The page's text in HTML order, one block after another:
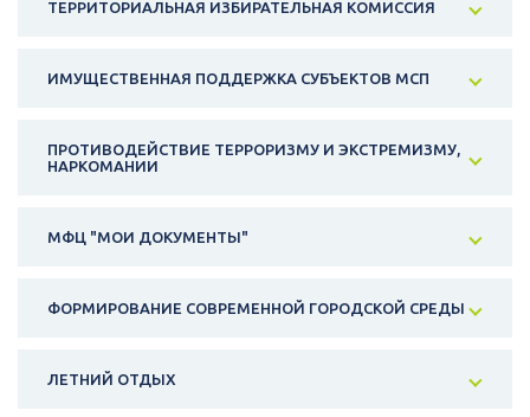
ТЕРРИТОРИАЛЬНАЯ ИЗБИРАТЕЛЬНАЯ КОМИССИЯ
ИМУЩЕСТВЕННАЯ ПОДДЕРЖКА СУБЪЕКТОВ МСП
ПРОТИВОДЕЙСТВИЕ ТЕРРОРИЗМУ И ЭКСТРЕМИЗМУ,
НАРКОМАНИИ
МФЦ "МОИ ДОКУМЕНТЫ"
ФОРМИРОВАНИЕ СОВРЕМЕННОЙ ГОРОДСКОЙ СРЕДЫ
ЛЕТНИЙ ОТДЫХ